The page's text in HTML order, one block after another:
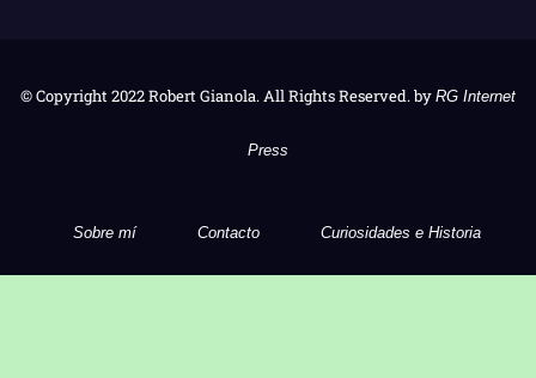
© Copyright 2022 Robert Gianola. All Rights Reserved. by RG Internet
Press
Sobre mí Contacto Curiosidades e Historia